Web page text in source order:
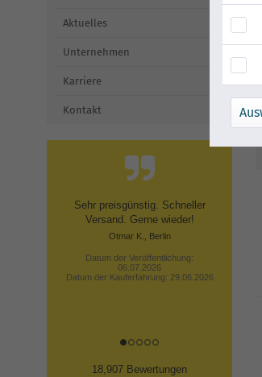
Aktuelles
Unternehmen
Karriere
Kontakt
Sehr preisgünstig. Schneller
Versand. Gerne wieder!
Otmar K., Berlin
Datum der Veröffentlichung:
06.07.2026
Datum der Kauferfahrung: 29.06.2026
18,907 Bewertungen